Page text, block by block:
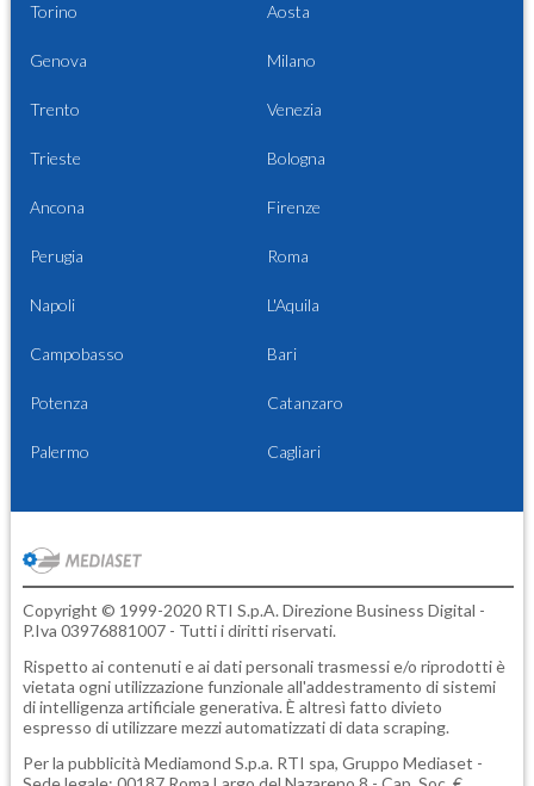
Torino Aosta
Genova Milano
Trento Venezia
Trieste Bologna
Ancona Firenze
Perugia Roma
Napoli L'Aquila
Campobasso Bari
Potenza Catanzaro
Palermo Cagliari
Copyright © 1999-2020 RTI S.p.A. Direzione Business Digital -
P.Iva 03976881007 - Tutti i diritti riservati.
Rispetto ai contenuti e ai dati personali trasmessi e/o riprodotti è
vietata ogni utilizzazione funzionale all'addestramento di sistemi
di intelligenza artificiale generativa. È altresì fatto divieto
espresso di utilizzare mezzi automatizzati di data scraping.
Per la pubblicità Mediamond S.p.a. RTI spa, Gruppo Mediaset -